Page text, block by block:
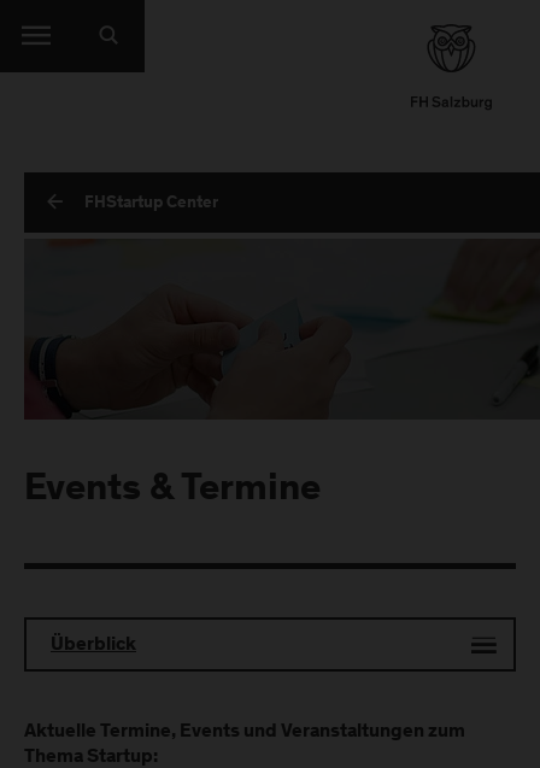
FHStartup Center
Events & Termine
Überblick
Aktuelle Termine, Events und Veranstaltungen zum
Thema Startup: